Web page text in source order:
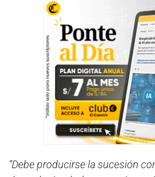
“Debe producirse la sucesión